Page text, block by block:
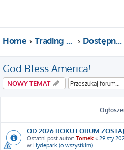
Home Trading For a Living Dostępne kategorie
God Bless America!
NOWY TEMAT
OD 2026 ROKU FORUM
Ostatni post autor: Tomek « 29 sty
w Hydepark (o wszystkim)